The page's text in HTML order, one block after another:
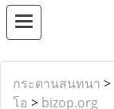
กระดานสนทนา >
โอ > bizop.org